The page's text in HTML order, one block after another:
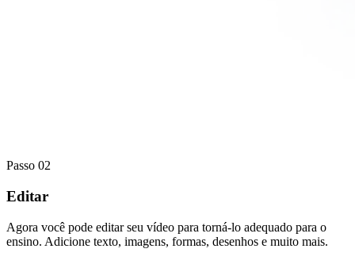
Passo 02
Editar
Agora você pode editar seu vídeo para torná-lo adequado para o
ensino. Adicione texto, imagens, formas, desenhos e muito mais.